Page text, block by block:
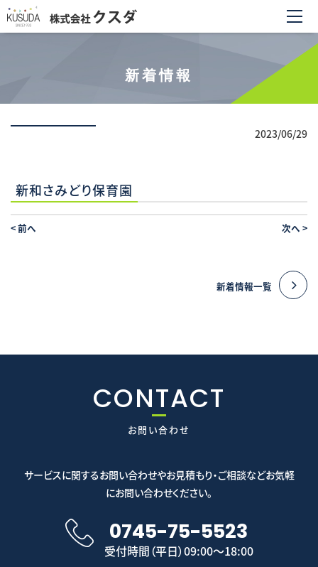
新着情報
2023/06/29
新和さみどり保育園
<前へ 次へ >
新着情報一覧
CONTACT
お問い合わせ
サービスに関するお問い合わせやお見積もり・ご相談などお気軽
にお問い合わせください。
0745-75-5523
受付時間（平日）09:00～18:00